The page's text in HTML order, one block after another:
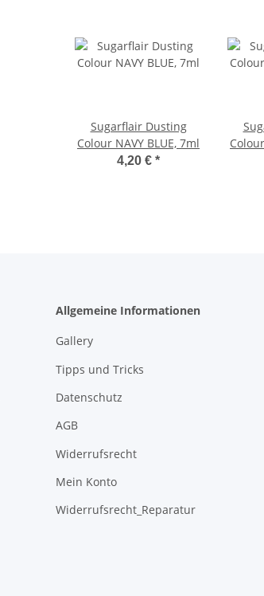
Sugarflair Dusting
Colour NAVY BLUE, 7ml
4,20 € *
Allgemeine Informationen
Gallery
Tipps und Tricks
Datenschutz
AGB
Widerrufsrecht
Mein Konto
Widerrufsrecht_Reparatur